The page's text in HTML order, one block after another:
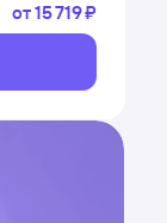
от15 ⁠719 ⁠₽